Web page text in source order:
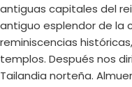
antiguas capitales del
antiguo esplendor de la
reminiscencias
templos. Después nos
Tailandia norteña.